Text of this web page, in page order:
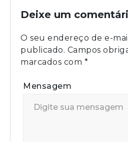
Deixe um
O seu endereço de e-
publicado. Campos
marcados com *
Mensagem